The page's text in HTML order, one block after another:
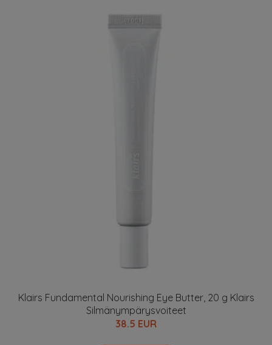
Klairs Fundamental Nourishing Eye Butter, 20 g Klairs
Silmänympärysvoiteet
38.5 EUR